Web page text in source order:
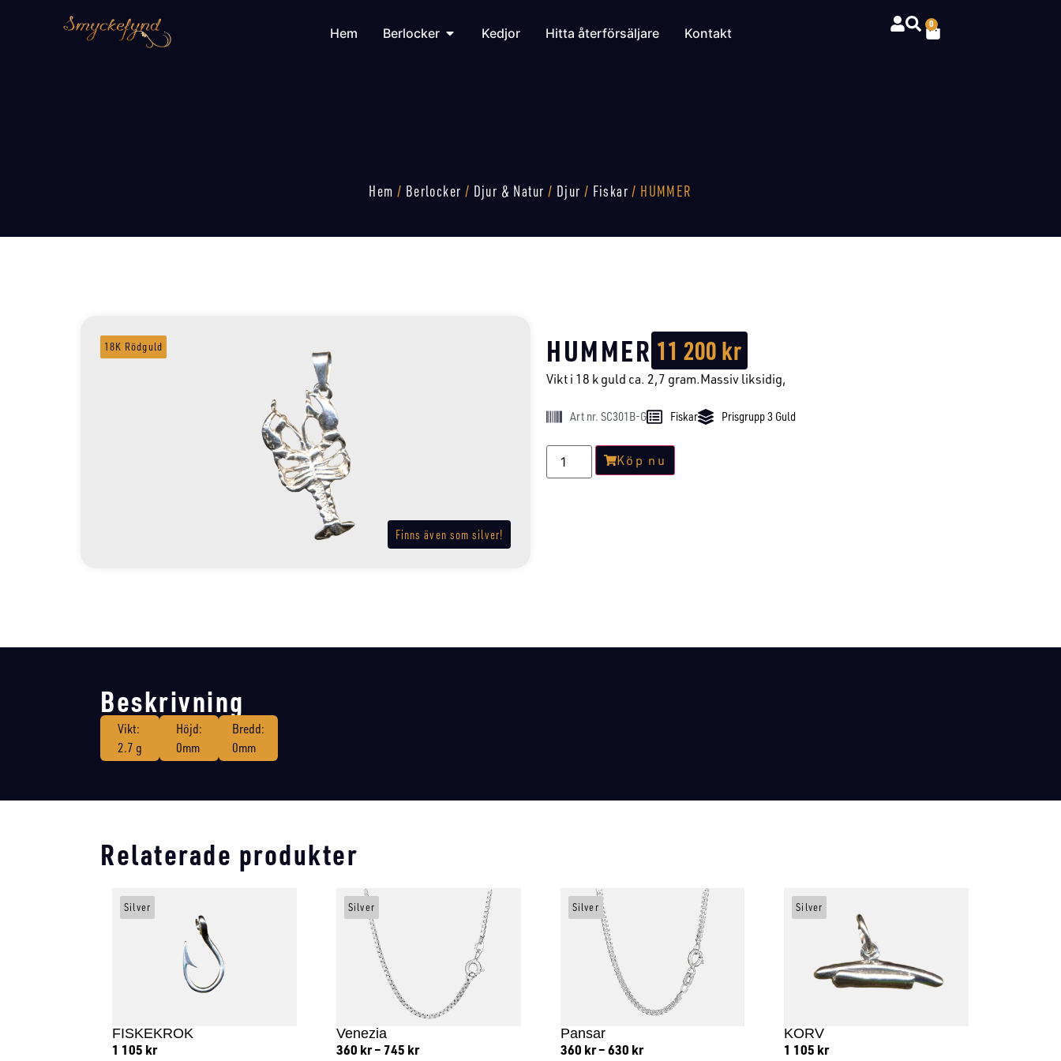
Hem Berlocker Kedjor Hitta återförsäljare Kontakt
0
Hem / Berlocker / Djur & Natur / Djur / Fiskar / HUMMER
Finns även som silver!
18K Rödguld HUMMER 11 200kr
Vikt i 18 k guld ca. 2,7 gram.Massiv liksidig,
Art nr. SC301B-G Fiskar Prisgrupp 3 Guld
Köp nu
Beskrivning
Vikt:
2.7 g
Höjd:
0mm
Bredd:
0mm
Relaterade produkter
FISKEKROK
1 105 kr
Silver
Venezia
360 kr –745 kr
Silver
Pansar
360 kr –630 kr
Silver
KORV
1 105 kr
Silver